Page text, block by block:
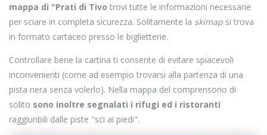
mappa di "Prati di Tivo trovi tutte le informazioni necessarie
per sciare in completa sicurezza. Solitamente la skimap si trova
in formato cartaceo presso le biglietterie.
Controllare bene la cartina ti consente di evitare spiacevoli
inconvenienti (come ad esempio trovarsi alla partenza di una
pista nera senza volerlo). Nella mappa del comprensorio di
solito sono inoltre segnalati i rifugi ed i ristoranti
raggiunbili dalle piste "sci ai piedi".